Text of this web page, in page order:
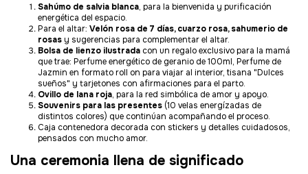
Sahúmo de salvia blanca, para la bienvenida y purificación
energética del espacio.
Para el altar: Velón rosa de 7 días, cuarzo rosa, sahumerio de
rosasy sugerencias para complementar el altar.
Bolsa de lienzo ilustrada con un regalo exclusivo para la mamá
que trae: Perfume energético de geranio de 100ml, Perfume de
Jazmin en formato roll on para viajar al interior, tisana "Dulces
sueños" y tarjetones con afirmaciones para el parto.
Ovillo de lana roja, para la red simbólica de amor y apoyo.
Souvenirs para las presentes (10 velas energízadas de
distintos colores) que continúan acompañando el proceso.
Caja contenedora decorada con stickers y detalles cuidadosos,
pensados con mucho amor.
Una ceremonia llena de significado